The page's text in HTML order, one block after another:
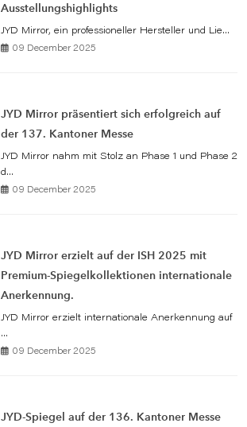
Ausstellungshighlights
JYD Mirror, ein professioneller Hersteller und Lie...
09 December 2025
JYD Mirror präsentiert sich erfolgreich auf
der 137. Kantoner Messe
JYD Mirror nahm mit Stolz an Phase 1 und Phase 2
d...
09 December 2025
JYD Mirror erzielt auf der ISH 2025 mit
Premium-Spiegelkollektionen internationale
Anerkennung.
JYD Mirror erzielt internationale Anerkennung auf
...
09 December 2025
JYD-Spiegel auf der 136. Kantoner Messe